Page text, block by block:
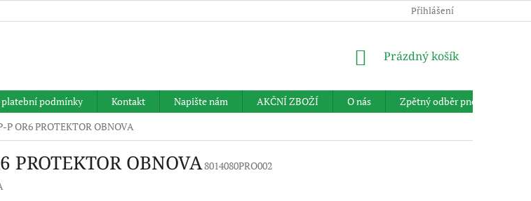
Přihlášení
NÁKUPNÍ
Prázdný košík
platební podmínky Kontakt Napište nám AKČNÍ ZBOŽÍ O nás
Zpětný odběr pneumatik
P OR6 PROTEKTOR OBNOVA
PROTEKTOR OBNOVA8014080PRO002